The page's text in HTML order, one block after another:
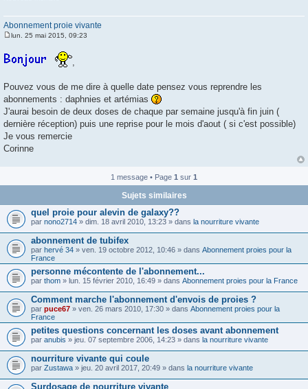
Abonnement proie vivante
s
e
lun. 25 mai 2015, 09:23
Pouvez vous de me dire à quelle date pensez vous reprendre les
abonnements : daphnies et artémias
J'aurai besoin de deux doses de chaque par semaine jusqu'à fin juin (
dernière réception) puis une reprise pour le mois d'aout ( si c'est possible)
Je vous remercie
Corinne
1 message • Page 1 sur 1
Sujets similaires
quel proie pour alevin de galaxy??
par nono2714 » dim. 18 avril 2010, 13:23 » dans la nourriture vivante
abonnement de tubifex
par hervé 34 » ven. 19 octobre 2012, 10:46 » dans Abonnement proies pour la
France
personne mécontente de l'abonnement...
par thom » lun. 15 février 2010, 16:49 » dans Abonnement proies pour la France
Comment marche l'abonnement d'envois de proies ?
par puce67 » ven. 26 mars 2010, 17:30 » dans Abonnement proies pour la
France
petites questions concernant les doses avant abonnement
par anubis » jeu. 07 septembre 2006, 14:23 » dans la nourriture vivante
nourriture vivante qui coule
par Zustawa » jeu. 20 avril 2017, 20:49 » dans la nourriture vivante
Surdosage de nourriture vivante